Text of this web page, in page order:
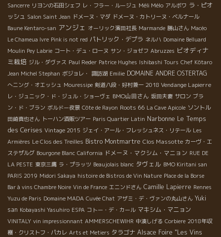
Sancerre リヨンの石田シェフ レ・フラー・ルージュ Méli Mélo アルボワ ラ・ピオ
ッシュ Salon Saint Jean ドメーヌ・マダ ドメーヌ・カトリーヌ・ベルナール
Baune Kentaro-san アンジェ オーリック濱田社長 Marmande 勝山さん Macéo
Le Chameua Ivre Pink is not red パトリック・デプラ ネルハ Domaine Belluard
Moulin Pey Labrie コート・デュ・ローヌ サン・ジョゼフ Abruzzes ビオディナ
ミ栽培 ジル・ダヴァス Paul Reder Patrice Hughes Ishibashi Tours Chef Kôtaro
Jean Michel Stephan ボジョレ・ 諏訪湖 Emilie DOMAINE ANDRE OSTERTAG
へニング・オエッシュ Mouressipe 剣道八段・好村兼一 2018 Vendange Lapierre
レ・ジュニック・ド・ジュル・ショーヴェ BMO山田さん 坂田夫妻 サロン ブラ
ン・ド・ブラン ボルドー夜景 Côte de Rayon Roots 66 La Cave Apicole ソントル
田崎真也さん トーハン酒販ツアー Paris Quartier Latin Narbonne Le Temps
des Cerises Vintage 2015 ジェイ・アール・フレッシュネス・リテール Les
Armières Le Clos des Treilles Bistro Montmartre Clos Massotte カーヴ・エ
ステザルグ Bourgone Blanc California ドメーヌ・マクシム・マニョン RUE DE
LA PESTE 東京三鷹 ラ・プラッツ Beaujolais blanc タヴェル BMO Kiritani san
PARIS 2019 Midori Sakaya histoire de Bistros de Vin Nature Place de la Borse
Bar à vins Chambre Noire Vin de France エニンドさん Camille Lapierre Rennes
Yuzu de Paris Domaine MADA Cuvée Chat アザミ・デ・ヴァンの丸山さん Yuki
san Kobayashi Yasuhiro ESPA コトー・デ・カール マキシム・マニョン
VINITALY vin impressionnant AMMERSCHEWIHR 中湊しげる Corbiere 2018年収
穫・クリストフ・パカレ Arts et Metiers タラゴナ Alsace Foire "Les Vins